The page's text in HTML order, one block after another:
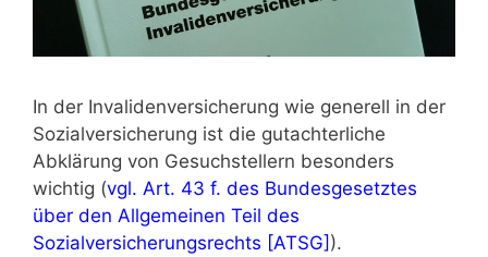
In der Invalidenversicherung wie generell in der
Sozialversicherung ist die gutachterliche
Abklärung von Gesuchstellern besonders
wichtig (vgl. Art. 43 f. des Bundesgesetztes
über den Allgemeinen Teil des
Sozialversicherungsrechts [ATSG] ).